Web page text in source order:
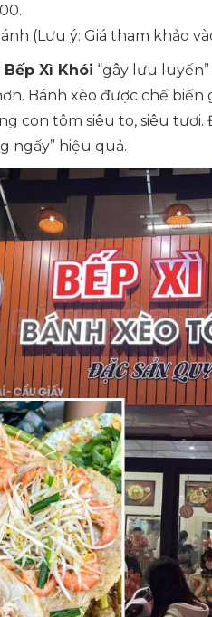
(Lưu ý: Giá tham khảo
Xì Khói “gây lưu
Bánh xèo được chế
con tôm siêu to, siêu
ngấy” hiệu quả.